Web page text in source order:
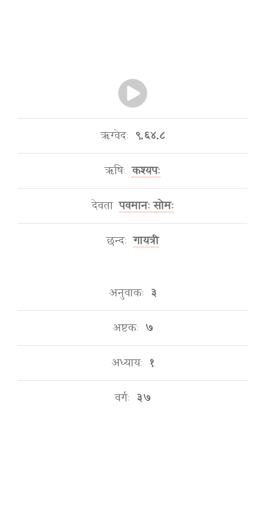
ऋग्वेदः ९.६४.८
ऋषिः कश्यपः
देवता पवमानः सोमः
छन्दः गायत्री
अनुवाकः ३
अष्टकः ७
अध्यायः १
वर्गः ३७